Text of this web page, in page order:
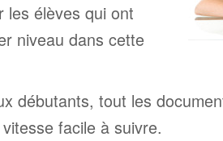
les élèves qui ont
niveau dans cette
débutants, tout les
facile à suivre.